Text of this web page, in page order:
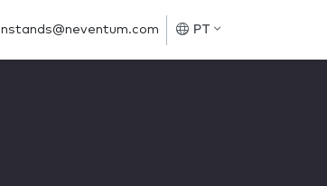
nstands@neventum.com PT